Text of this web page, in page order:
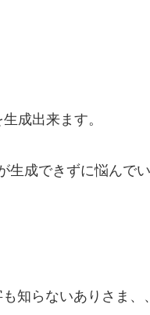
成出来ます。
生成できずに悩んで
知らないありさま、